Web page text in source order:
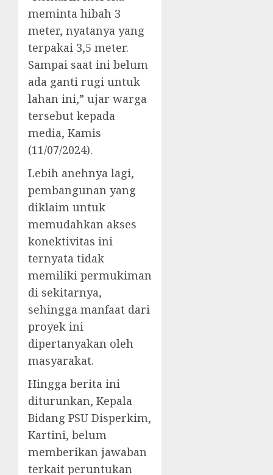
meminta hibah 3
meter, nyatanya yang
terpakai 3,5 meter.
Sampai saat ini belum
ada ganti rugi untuk
lahan ini,” ujar warga
tersebut kepada
media, Kamis
(11/07/2024).
Lebih anehnya lagi,
pembangunan yang
diklaim untuk
memudahkan akses
konektivitas ini
ternyata tidak
memiliki permukiman
di sekitarnya,
sehingga manfaat dari
proyek ini
dipertanyakan oleh
masyarakat.
Hingga berita ini
diturunkan, Kepala
Bidang PSU Disperkim,
Kartini, belum
memberikan jawaban
terkait peruntukan